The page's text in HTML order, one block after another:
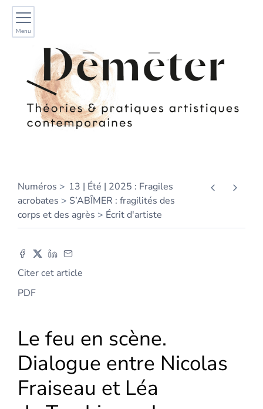
Menu
Numéros
13 | Été | 2025 : Fragiles
acrobates
S’ABÎMER : fragilités des
corps et des agrès
Écrit d'artiste
Citer cet article
PDF
Le feu en scène.
Dialogue entre Nicolas
Fraiseau et Léa